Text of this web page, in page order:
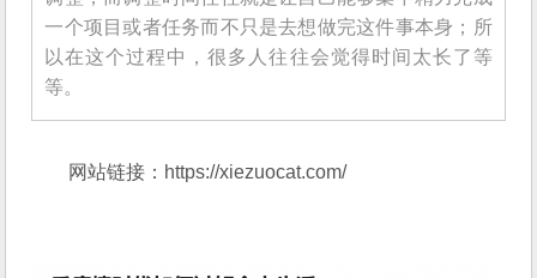
一个项目或者任务而不只是去想做完这件事本身；所
以在这个过程中，很多人往往会觉得时间太长了等
等。
网站链接： https://xiezuocat.com/